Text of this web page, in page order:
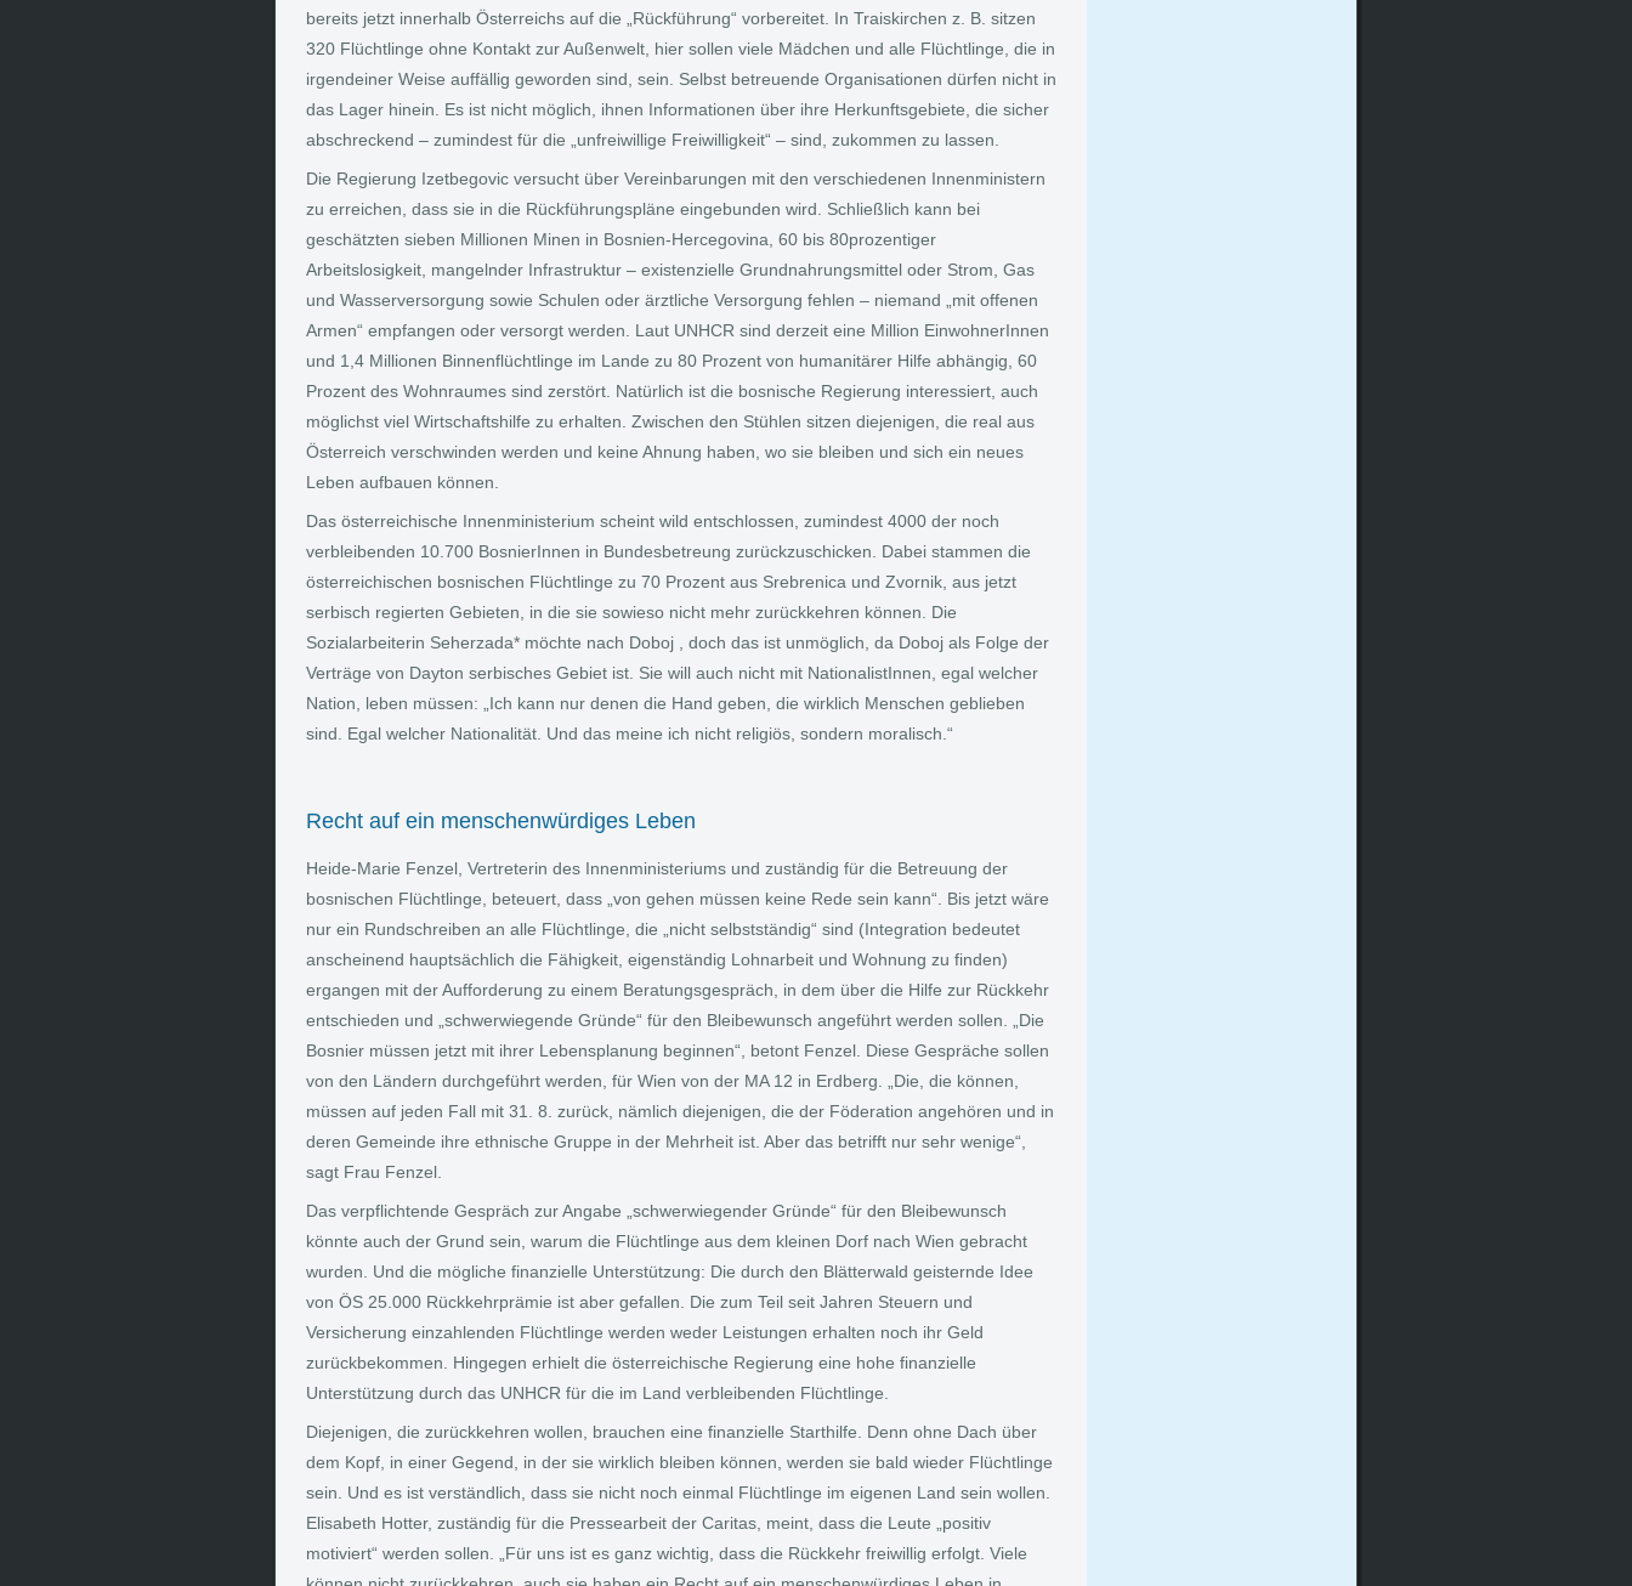
bereits jetzt innerhalb Österreichs auf die „Rückführung“ vorbereitet. In Traiskirchen z. B. sitzen
320 Flüchtlinge ohne Kontakt zur Außenwelt, hier sollen viele Mädchen und alle Flüchtlinge, die in
irgendeiner Weise auffällig geworden sind, sein. Selbst betreuende Organisationen dürfen nicht in
das Lager hinein. Es ist nicht möglich, ihnen Informationen über ihre Herkunftsgebiete, die sicher
abschreckend – zumindest für die „unfreiwillige Freiwilligkeit“ – sind, zukommen zu lassen.
Die Regierung Izetbegovic versucht über Vereinbarungen mit den verschiedenen Innenministern
zu erreichen, dass sie in die Rückführungspläne eingebunden wird. Schließlich kann bei
geschätzten sieben Millionen Minen in Bosnien-Hercegovina, 60 bis 80prozentiger
Arbeitslosigkeit, mangelnder Infrastruktur – existenzielle Grundnahrungsmittel oder Strom, Gas
und Wasserversorgung sowie Schulen oder ärztliche Versorgung fehlen – niemand „mit offenen
Armen“ empfangen oder versorgt werden. Laut UNHCR sind derzeit eine Million EinwohnerInnen
und 1,4 Millionen Binnenflüchtlinge im Lande zu 80 Prozent von humanitärer Hilfe abhängig, 60
Prozent des Wohnraumes sind zerstört. Natürlich ist die bosnische Regierung interessiert, auch
möglichst viel Wirtschaftshilfe zu erhalten. Zwischen den Stühlen sitzen diejenigen, die real aus
Österreich verschwinden werden und keine Ahnung haben, wo sie bleiben und sich ein neues
Leben aufbauen können.
Das österreichische Innenministerium scheint wild entschlossen, zumindest 4000 der noch
verbleibenden 10.700 BosnierInnen in Bundesbetreung zurückzuschicken. Dabei stammen die
österreichischen bosnischen Flüchtlinge zu 70 Prozent aus Srebrenica und Zvornik, aus jetzt
serbisch regierten Gebieten, in die sie sowieso nicht mehr zurückkehren können. Die
Sozialarbeiterin Seherzada* möchte nach Doboj , doch das ist unmöglich, da Doboj als Folge der
Verträge von Dayton serbisches Gebiet ist. Sie will auch nicht mit NationalistInnen, egal welcher
Nation, leben müssen: „Ich kann nur denen die Hand geben, die wirklich Menschen geblieben
sind. Egal welcher Nationalität. Und das meine ich nicht religiös, sondern moralisch.“
Recht auf ein menschenwürdiges Leben
Heide-Marie Fenzel, Vertreterin des Innenministeriums und zuständig für die Betreuung der
bosnischen Flüchtlinge, beteuert, dass „von gehen müssen keine Rede sein kann“. Bis jetzt wäre
nur ein Rundschreiben an alle Flüchtlinge, die „nicht selbstständig“ sind (Integration bedeutet
anscheinend hauptsächlich die Fähigkeit, eigenständig Lohnarbeit und Wohnung zu finden)
ergangen mit der Aufforderung zu einem Beratungsgespräch, in dem über die Hilfe zur Rückkehr
entschieden und „schwerwiegende Gründe“ für den Bleibewunsch angeführt werden sollen. „Die
Bosnier müssen jetzt mit ihrer Lebensplanung beginnen“, betont Fenzel. Diese Gespräche sollen
von den Ländern durchgeführt werden, für Wien von der MA 12 in Erdberg. „Die, die können,
müssen auf jeden Fall mit 31. 8. zurück, nämlich diejenigen, die der Föderation angehören und in
deren Gemeinde ihre ethnische Gruppe in der Mehrheit ist. Aber das betrifft nur sehr wenige“,
sagt Frau Fenzel.
Das verpflichtende Gespräch zur Angabe „schwerwiegender Gründe“ für den Bleibewunsch
könnte auch der Grund sein, warum die Flüchtlinge aus dem kleinen Dorf nach Wien gebracht
wurden. Und die mögliche finanzielle Unterstützung: Die durch den Blätterwald geisternde Idee
von ÖS 25.000 Rückkehrprämie ist aber gefallen. Die zum Teil seit Jahren Steuern und
Versicherung einzahlenden Flüchtlinge werden weder Leistungen erhalten noch ihr Geld
zurückbekommen. Hingegen erhielt die österreichische Regierung eine hohe finanzielle
Unterstützung durch das UNHCR für die im Land verbleibenden Flüchtlinge.
Diejenigen, die zurückkehren wollen, brauchen eine finanzielle Starthilfe. Denn ohne Dach über
dem Kopf, in einer Gegend, in der sie wirklich bleiben können, werden sie bald wieder Flüchtlinge
sein. Und es ist verständlich, dass sie nicht noch einmal Flüchtlinge im eigenen Land sein wollen.
Elisabeth Hotter, zuständig für die Pressearbeit der Caritas, meint, dass die Leute „positiv
motiviert“ werden sollen. „Für uns ist es ganz wichtig, dass die Rückkehr freiwillig erfolgt. Viele